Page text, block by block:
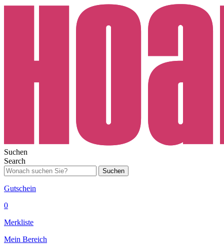
Suchen
Search
Suchen
Gutschein
0
Merkliste
Mein Bereich